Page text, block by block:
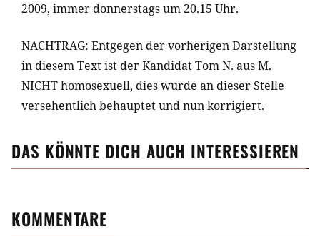
2009, immer donnerstags um 20.15 Uhr.
NACHTRAG: Entgegen der vorherigen Darstellung
in diesem Text ist der Kandidat Tom N. aus M.
NICHT homosexuell, dies wurde an dieser Stelle
versehentlich behauptet und nun korrigiert.
DAS KÖNNTE DICH AUCH INTERESSIEREN
KOMMENTARE